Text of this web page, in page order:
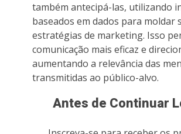
também antecipá-las, utilizando
baseados em dados para moldar
estratégias de marketing. Isso
comunicação mais eficaz e
aumentando a relevância das
transmitidas ao público-alvo.
Antes de Continuar